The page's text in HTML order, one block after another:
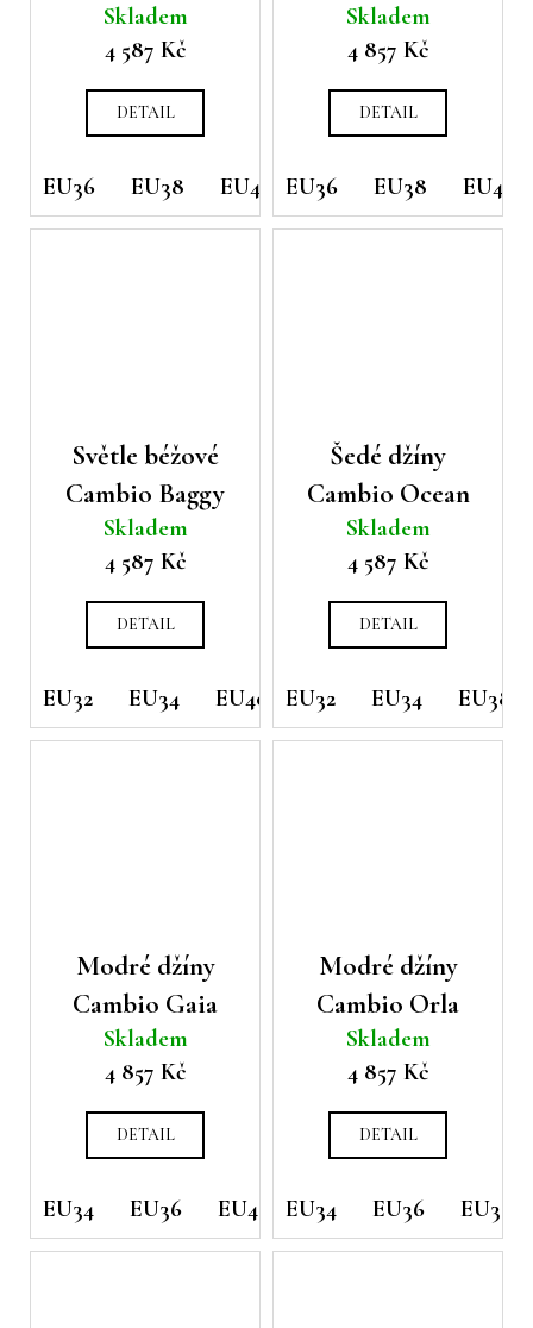
Ocean
Skladem
4 587 Kč
DETAIL
EU36 EU38 EU40 EU42
Cambio Piper
Skladem
4 857 Kč
DETAIL
EU36 EU38 EU40
Světle béžové
Cambio Baggy
Skladem
4 587 Kč
DETAIL
EU32 EU34 EU40
Šedé džíny
Cambio Ocean
Skladem
4 587 Kč
DETAIL
EU32 EU34 EU38
Modré džíny
Cambio Gaia
Skladem
4 857 Kč
DETAIL
EU34 EU36 EU40
Modré džíny
Cambio Orla
Skladem
4 857 Kč
DETAIL
EU34 EU36 EU38